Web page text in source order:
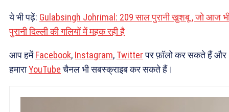
ये भी पढ़ें: Gulabsingh Johrimal: 209 साल पुरानी खु़शबू , जो आज
पुरानी दिल्ली की गलियों में महक रही है
आप हमेंFacebook, Instagram, Twitterपर फ़ॉलो कर सकते हैं और
हमाराYouTubeचैनल भी सबस्क्राइब कर सकते हैं।